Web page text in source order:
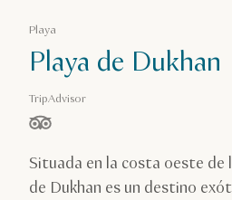
Playa
Playa de Dukhan
TripAdvisor
estrella(s) de 5 en función de
Situada en la costa oeste de
de Dukhan es un destino